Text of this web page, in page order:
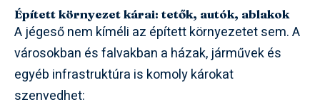
Épített környezet kárai: tetők, autók, ablakok
A jégeső nem kíméli az épített környezetet sem. A
városokban és falvakban a házak, járművek és
egyéb infrastruktúra is komoly károkat
szenvedhet: